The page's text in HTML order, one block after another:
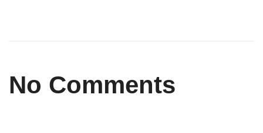
No Comments